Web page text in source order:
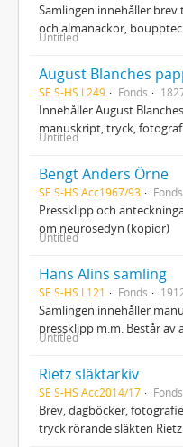
Samlingen innehåller brev
och almanackor,
Untitled
August Blanches
SE S-HS L249 Fonds
Innehåller August
manuskript, tryck,
Untitled
Bengt Anders Örne
SE S-HS Acc1967/93 Fonds
Pressklipp och
om neurosedyn (kopior)
Untitled
Hans Alins samling
SE S-HS L121 Fonds
Samlingen innehåller
pressklipp m.m. Består av
Untitled
Rietz släktarkiv
SE S-HS Acc2014/17 Fonds
Brev, dagböcker,
tryck rörande släkten Rietz.